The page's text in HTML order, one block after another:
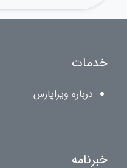
خدمات
درباره ویراپارس
خبرنامه